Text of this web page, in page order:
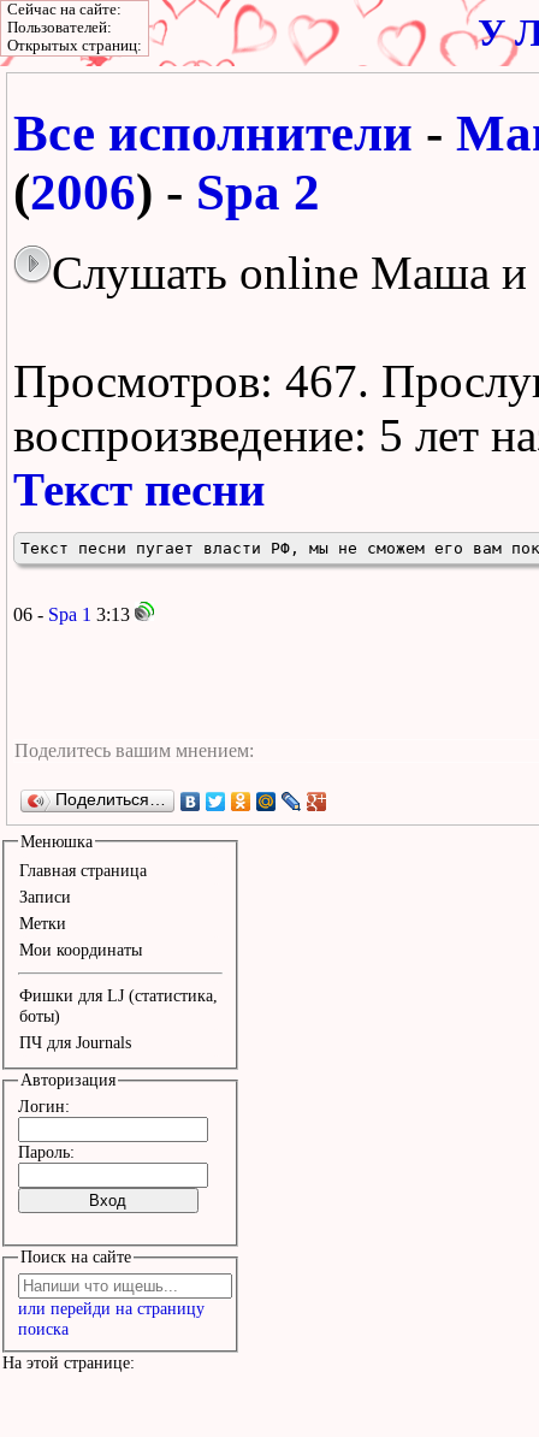
У
Все исполнители -
(2006) - Spa 2
Слушать online Маша и
Просмотров: 467.
воспроизведение: 5 лет
Текст песни
Текст песни пугает власти РФ, мы не сможем его вам
06 - Spa 1 3:13
Поделиться…
Менюшка
Главная страница
Записи
Метки
Мои координаты
Фишки для LJ (статистика,
боты)
ПЧ для Journals
Авторизация
Логин:
Пароль:
Поиск на сайте
или перейди на страницу
поиска
На этой странице:
Сейчас на сайте:
Пользователей:
Открытых страниц: